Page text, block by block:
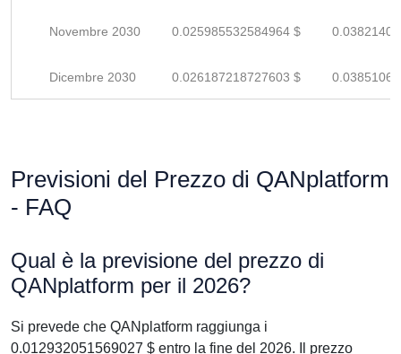
Novembre 2030 0.025985532584964 $
Dicembre 2030 0.026187218727603 $
Previsioni del Prezzo di QANplatform
- FAQ
Qual è la previsione del prezzo di
QANplatform per il 2026?
Si prevede che QANplatform raggiunga i
0.012932051569027 $ entro la fine del 2026. Il prezzo